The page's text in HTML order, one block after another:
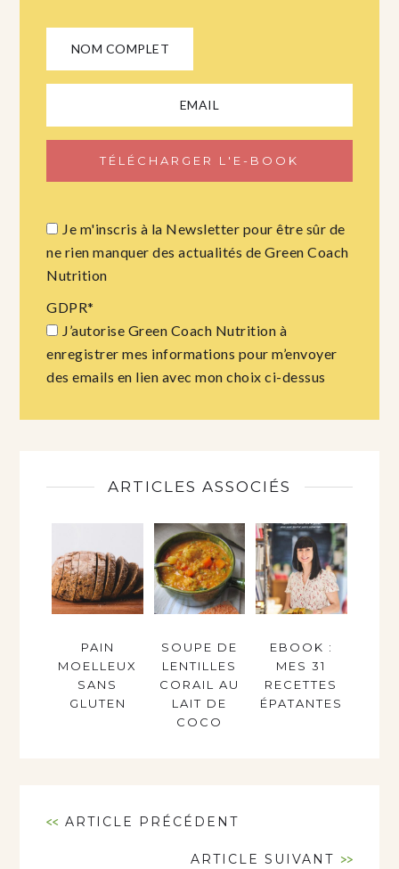
Je m'inscris à la Newsletter pour être sûr de
ne rien manquer des actualités de Green Coach
Nutrition
GDPR*
J’autorise Green Coach Nutrition à
enregistrer mes informations pour m’envoyer
des emails en lien avec mon choix ci-dessus
ARTICLES ASSOCIÉS
PAIN
MOELLEUX
SANS
GLUTEN
SOUPE DE
LENTILLES
CORAIL AU
LAIT DE
COCO
EBOOK :
MES 31
RECETTES
ÉPATANTES
<< ARTICLE PRÉCÉDENT
ARTICLE SUIVANT >>